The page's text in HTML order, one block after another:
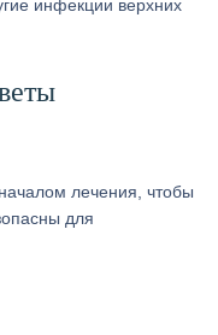
инфекции верхних
лечения, чтобы
для